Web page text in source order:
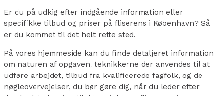
Er du på udkig efter indgående information eller
specifikke tilbud og priser på fliserens i København? Så
er du kommet til det helt rette sted.
På vores hjemmeside kan du finde detaljeret information
om naturen af opgaven, teknikkerne der anvendes til at
udføre arbejdet, tilbud fra kvalificerede fagfolk, og de
nøgleovervejelser, du bør gøre dig, når du leder efter